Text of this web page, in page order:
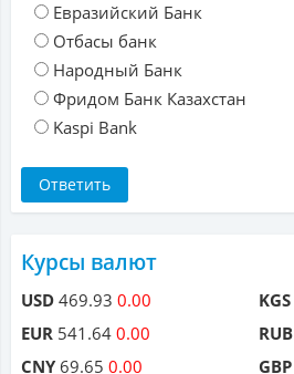
Евразийский Банк
Отбасы банк
Народный Банк
Фридом Банк Казахстан
Kaspi Bank
Курсы валют
USD 469.93 0.00
EUR 541.64 0.00
CNY69.65 0.00
KGS
RUB
GBP